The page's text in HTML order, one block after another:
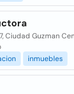
Ciudad Guzman
inmuebles